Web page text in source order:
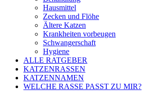
Hausmittel
Zecken und Flöhe
Ältere Katzen
Krankheiten vorbeugen
Schwangerschaft
Hygiene
ALLE RATGEBER
KATZENRASSEN
KATZENNAMEN
WELCHE RASSE PASST ZU MIR?